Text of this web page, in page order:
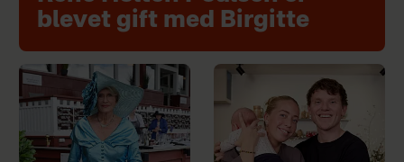
blevet gift med Birgitte